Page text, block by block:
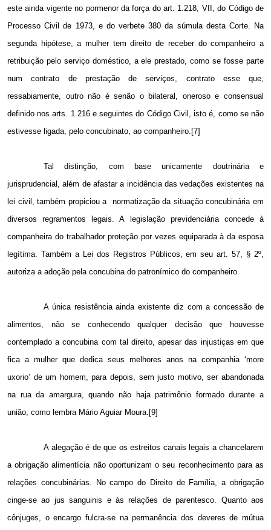
este ainda vigente no pormenor da força do art. 1.218, VII, do Código de
Processo Civil de 1973, e do verbete 380 da súmula desta Corte. Na
segunda hipótese, a mulher tem direito de receber do companheiro a
retribuição pelo serviço doméstico, a ele prestado, como se fosse parte
num contrato de prestação de serviços, contrato esse que,
ressabiamente, outro não é senão o bilateral, oneroso e consensual
definido nos arts. 1.216 e seguintes do Código Civil, isto é, como se não
estivesse ligada, pelo concubinato, ao companheiro.[7]
Tal distinção, com base unicamente doutrinária e
jurisprudencial, além de afastar a incidência das vedações existentes na
lei civil, também propiciou a
normatização da situação concubinária em
diversos regramentos legais. A legislação previdenciária concede à
companheira do trabalhador proteção por vezes equiparada à da esposa
legítima. Também a Lei dos Registros Públicos, em seu art. 57, § 2º,
autoriza a adoção pela concubina do patronímico do companheiro.
A única resistência ainda existente diz com a concessão de
alimentos, não se conhecendo qualquer decisão que houvesse
contemplado a concubina com tal direito, apesar das injustiças em que
fica a mulher que dedica seus melhores anos na companhia ‘more
uxorio’ de um homem, para depois, sem justo motivo, ser abandonada
na rua da amargura, quando não haja patrimônio formado durante a
união, como lembra Mário Aguiar Moura.[9]
A alegação é de que os estreitos canais legais a chancelarem
a obrigação alimentícia não oportunizam o seu reconhecimento para as
relações concubinárias. No campo do Direito de Família, a obrigação
cinge-se ao jus sanguinis e às relações de parentesco. Quanto aos
cônjuges, o encargo fulcra-se na permanência dos deveres de mútua